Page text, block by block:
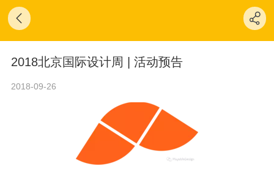
2018北京国际设计周 | 活动预告
2018-09-26